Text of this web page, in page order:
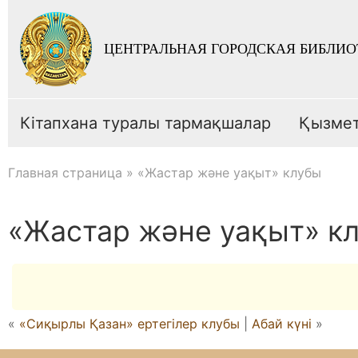
ЦЕНТРАЛЬНАЯ ГОРОДСКАЯ
Кітапхана туралы тармақшалар
Главная страница » «Жастар және уақыт» клубы
«Жастар және уақыт»
« «Сиқырлы Қазан» ертегілер клубы Абай күні »